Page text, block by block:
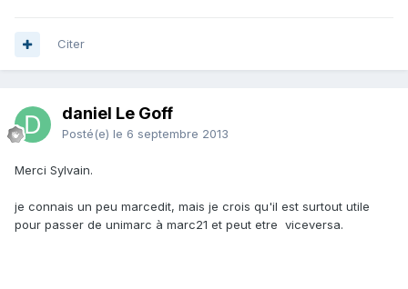
Citer
daniel Le Goff
Posté(e) le 6 septembre 2013
Merci Sylvain.
je connais un peu marcedit, mais je crois qu'il est surtout utile
pour passer de unimarc à marc21 et peut etre viceversa.